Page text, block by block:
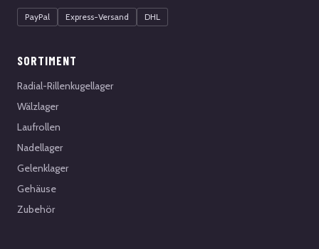
PayPal Express-Versand DHL
SORTIMENT
Radial-Rillenkugellager
Wälzlager
Laufrollen
Nadellager
Gelenklager
Gehäuse
Zubehör